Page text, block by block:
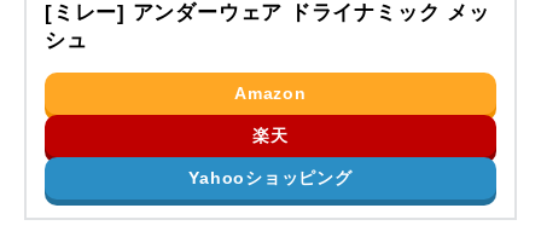
[ミレー] アンダーウェア ドライナミック メッ
シュ
Amazon
楽天
Yahooショッピング